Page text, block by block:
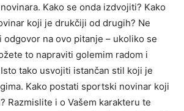
Kako se onda izdvojiti? Kako
koji je drukčiji od drugih? Ne
na ovo pitanje – ukoliko se
to napraviti golemim radom i
tako usvojiti istančan stil koji je
Kako postati sportski novinar koji
Razmislite i o Vašem karakteru te